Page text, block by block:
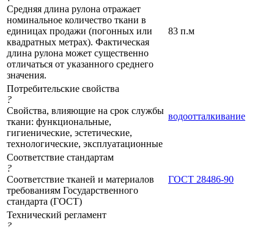
Средняя длина рулона отражает
номинальное количество ткани в
единицах продажи (погонных или
квадратных метрах). Фактическая
длина рулона может существенно
отличаться от указанного среднего
значения.
83 п.м
Потребительские свойства
?
Свойства, влияющие на срок службы
ткани: функциональные,
гигиенические, эстетические,
технологические, эксплуатационные
водоотталкивание
Соответствие стандартам
?
Соответствие тканей и материалов
требованиям Государственного
стандарта (ГОСТ)
ГОСТ 28486-90
Технический регламент
?